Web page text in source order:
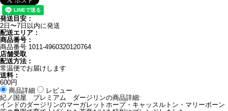
発送目安：
2日〜7日以内に発送
配送エリア：
商品番号：
商品番号 1011-4960320120764
店舗受取
配送方法：
常温便でお届けします
送料：
600円
商品詳細
レビュー
紀ノ国屋 プレミアム ダージリンの商品詳細:
インドのダージリンのマーガレットホープ・キャッスルトン・マリーボーン